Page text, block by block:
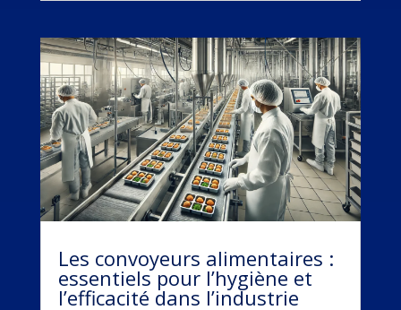
Les convoyeurs alimentaires :
essentiels pour l’hygiène et
l’efficacité dans l’industrie